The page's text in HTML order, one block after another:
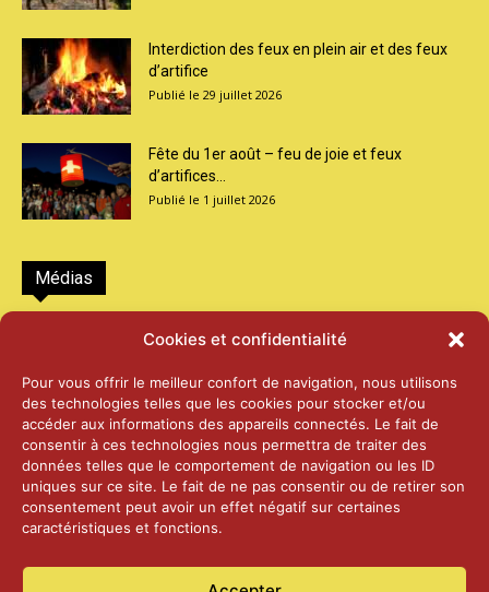
Cookies et confidentialité
Pour vous offrir le meilleur confort de navigation, nous utilisons
des technologies telles que les cookies pour stocker et/ou
accéder aux informations des appareils connectés. Le fait de
consentir à ces technologies nous permettra de traiter des
données telles que le comportement de navigation ou les ID
uniques sur ce site. Le fait de ne pas consentir ou de retirer son
consentement peut avoir un effet négatif sur certaines
caractéristiques et fonctions.
Interdiction des feux en plein air et des feux
d’artifice
29 juillet 2026
Fête du 1er août – feu de joie et feux
d’artifices...
1 juillet 2026
Médias
2026 – Laiterie d’Orsières et Abbaye de St-
25 juin 2026
2025 – Palais Fédéral – Berne
25 juin 2026
14 janvier 2025